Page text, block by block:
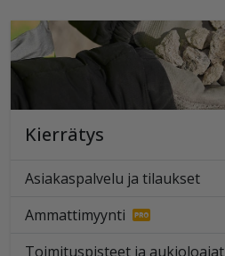
Kierrätys
Asiakaspalvelu ja tilaukset
Ammattimyynti
Toimituspisteet ja aukioloajat